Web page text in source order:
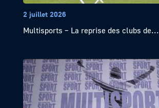
2 juillet 2026
Multisports – La reprise des clubs de...